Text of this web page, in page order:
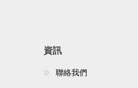
資訊
聯絡我們